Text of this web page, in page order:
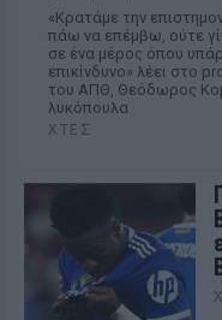
«Κρατάμε την
πάω να επέμβω, ούτε
σε ένα μέρος όπου
επικίνδυνο» λέει στο
του ΑΠΘ, Θεόδωρος
λυκόπουλα
ΧΤΕΣ